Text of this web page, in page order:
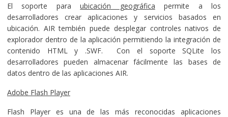
El soporte paraubicación geográfica permite a los
desarrolladores crear aplicaciones y servicios basados en
ubicación. AIR tembién puede desplegar controles nativos de
explorador dentro de la aplicación permitiendo la integración de
contenido HTML y .SWF. Con el soporte SQLite los
desarrolladores pueden almacenar fácilmente las bases de
datos dentro de las aplicaciones AIR.
Adobe Flash Player
Flash Player es una de las más reconocidas aplicaciones